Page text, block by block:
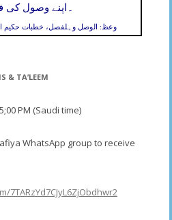
اپنے وصول کی ۔
وعظ: الوصل وہلفصل، خطبات حکیم الامت
& TA’LEEM
PM (Saudi time)
WhatsApp group to receive